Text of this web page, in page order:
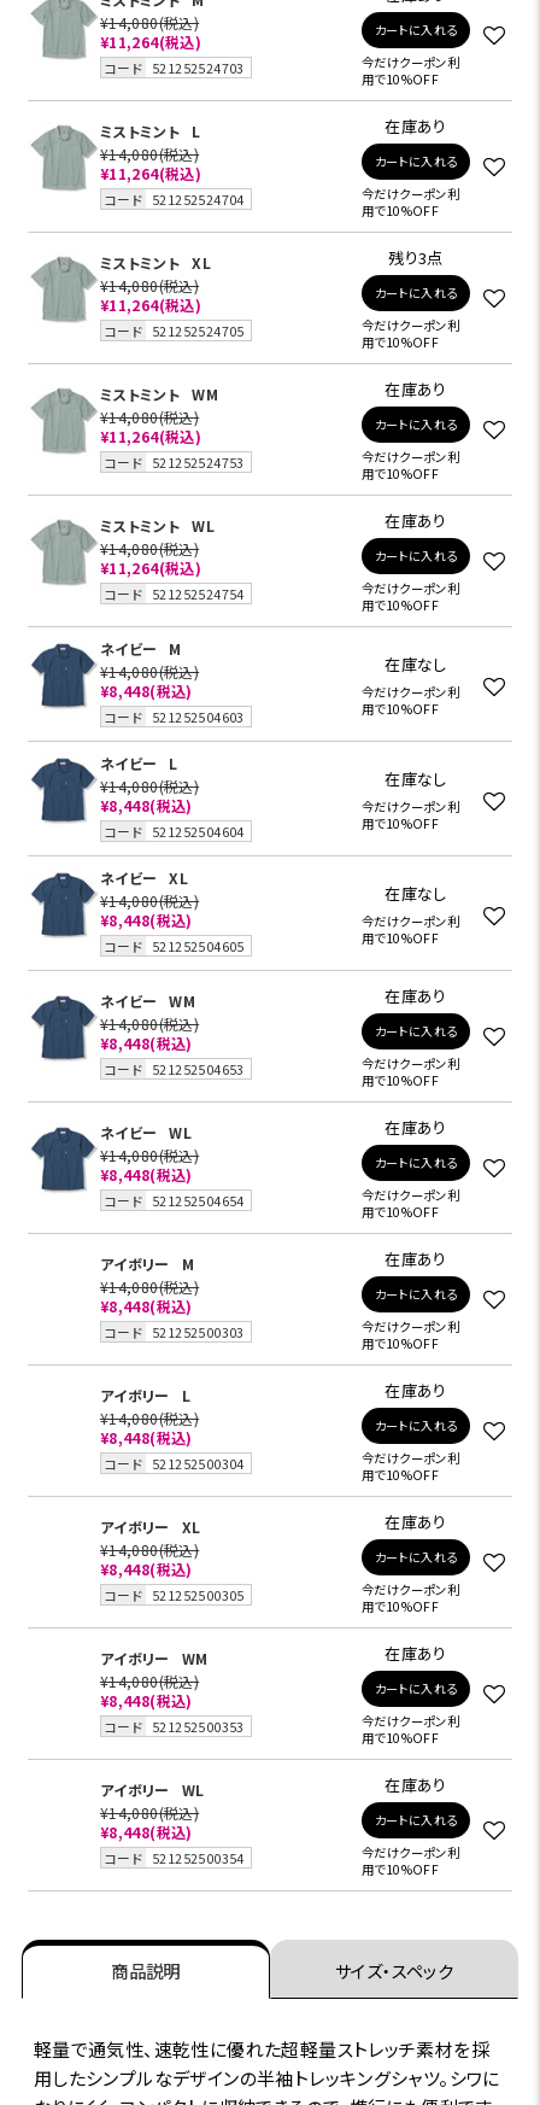
¥14,080(税込)
¥11,264(税込)
コード 521252524703
カートに入れる
今だけクーポン利
用で10%OFF
ミストミント
L
¥14,080(税込)
¥11,264(税込)
コード 521252524704
在庫あり
カートに入れる
今だけクーポン利
用で10%OFF
ミストミント
XL
¥14,080(税込)
¥11,264(税込)
コード 521252524705
残り3点
カートに入れる
今だけクーポン利
用で10%OFF
ミストミント
WM
¥14,080(税込)
¥11,264(税込)
コード 521252524753
在庫あり
カートに入れる
今だけクーポン利
用で10%OFF
ミストミント
WL
¥14,080(税込)
¥11,264(税込)
コード 521252524754
在庫あり
カートに入れる
今だけクーポン利
用で10%OFF
ネイビー
M
¥14,080(税込)
¥8,448(税込)
コード 521252504603
在庫なし
今だけクーポン利
用で10%OFF
ネイビー
L
¥14,080(税込)
¥8,448(税込)
コード 521252504604
在庫なし
今だけクーポン利
用で10%OFF
ネイビー
XL
¥14,080(税込)
¥8,448(税込)
コード 521252504605
在庫なし
今だけクーポン利
用で10%OFF
ネイビー
WM
¥14,080(税込)
¥8,448(税込)
コード 521252504653
在庫あり
カートに入れる
今だけクーポン利
用で10%OFF
ネイビー
WL
¥14,080(税込)
¥8,448(税込)
コード 521252504654
在庫あり
カートに入れる
今だけクーポン利
用で10%OFF
アイボリー
M
¥14,080(税込)
¥8,448(税込)
コード 521252500303
在庫あり
カートに入れる
今だけクーポン利
用で10%OFF
アイボリー
L
¥14,080(税込)
¥8,448(税込)
コード 521252500304
在庫あり
カートに入れる
今だけクーポン利
用で10%OFF
アイボリー
XL
¥14,080(税込)
¥8,448(税込)
コード 521252500305
在庫あり
カートに入れる
今だけクーポン利
用で10%OFF
アイボリー
WM
¥14,080(税込)
¥8,448(税込)
コード 521252500353
在庫あり
カートに入れる
今だけクーポン利
用で10%OFF
アイボリー
WL
¥14,080(税込)
¥8,448(税込)
コード 521252500354
在庫あり
カートに入れる
今だけクーポン利
用で10%OFF
商品説明 サイズ・スペック
軽量で通気性、速乾性に優れた超軽量ストレッチ素材を採
用したシンプルなデザインの半袖トレッキングシャツ。シワに